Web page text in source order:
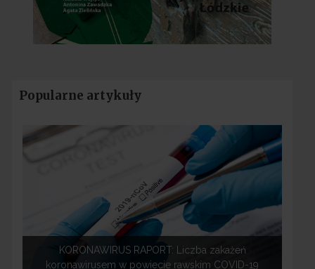
Popularne artykuły
KORONAWIRUS RAPORT: Liczba zakażeń
koronawirusem w powiecie rawskim COVID-19